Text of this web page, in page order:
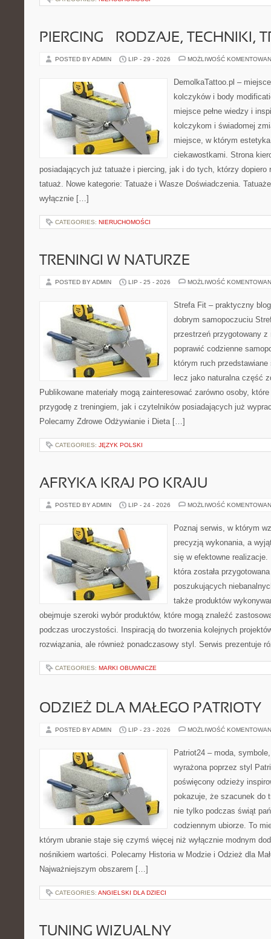
PIERCING – RODZAJE, TECHNIKI,
POSTED BY ADMIN LIP - 29 - 2026 MOŻLIWOŚĆ
DemolkaTattoo.pl –
kolczyków i body
miejsce pełne wiedzy i
kolczykom i świadomej
miejsce, w którym
ciekawostkami. Strona
posiadających już tatuaże i piercing, jak i do tych, którzy dopiero
tatuaż. Nowe kategorie: Tatuaże i Wasze Doświadczenia.
wyłącznie […]
CATEGORIES: NIERUCHOMOŚCI
TRENINGI W NATURZE
POSTED BY ADMIN LIP - 25 - 2026 MOŻLIWOŚĆ
Strefa Fit – praktyczny
dobrym samopoczuciu
przestrzeń przygotowany
poprawić codzienne
którym ruch
lecz jako naturalna część
Publikowane materiały mogą zainteresować zarówno osoby,
przygodę z treningiem, jak i czytelników posiadających już
Polecamy Zdrowe Odżywianie i Dieta […]
CATEGORIES: JĘZYK POLSKI
AFRYKA KRAJ PO KRAJU
POSTED BY ADMIN LIP - 24 - 2026 MOŻLIWOŚĆ
Poznaj serwis, w którym
precyzją wykonania, a
się w efektowne
która została
poszukujących
także produktów
obejmuje szeroki wybór produktów, które mogą znaleźć
podczas uroczystości. Inspiracją do tworzenia kolejnych
rozwiązania, ale również ponadczasowy styl. Serwis prezentuje
CATEGORIES: MARKI OBUWNICZE
ODZIEŻ DLA MAŁEGO PATRIOTY
POSTED BY ADMIN LIP - 23 - 2026 MOŻLIWOŚĆ
Patriot24 – moda,
wyrażona poprzez styl
poświęcony odzieży
pokazuje, że szacunek do
nie tylko podczas świąt
codziennym ubiorze. To
którym ubranie staje się czymś więcej niż wyłącznie modnym
nośnikiem wartości. Polecamy Historia w Modzie i Odzież dla
Najważniejszym obszarem […]
CATEGORIES: ANGIELSKI DLA DZIECI
TUNING WIZUALNY